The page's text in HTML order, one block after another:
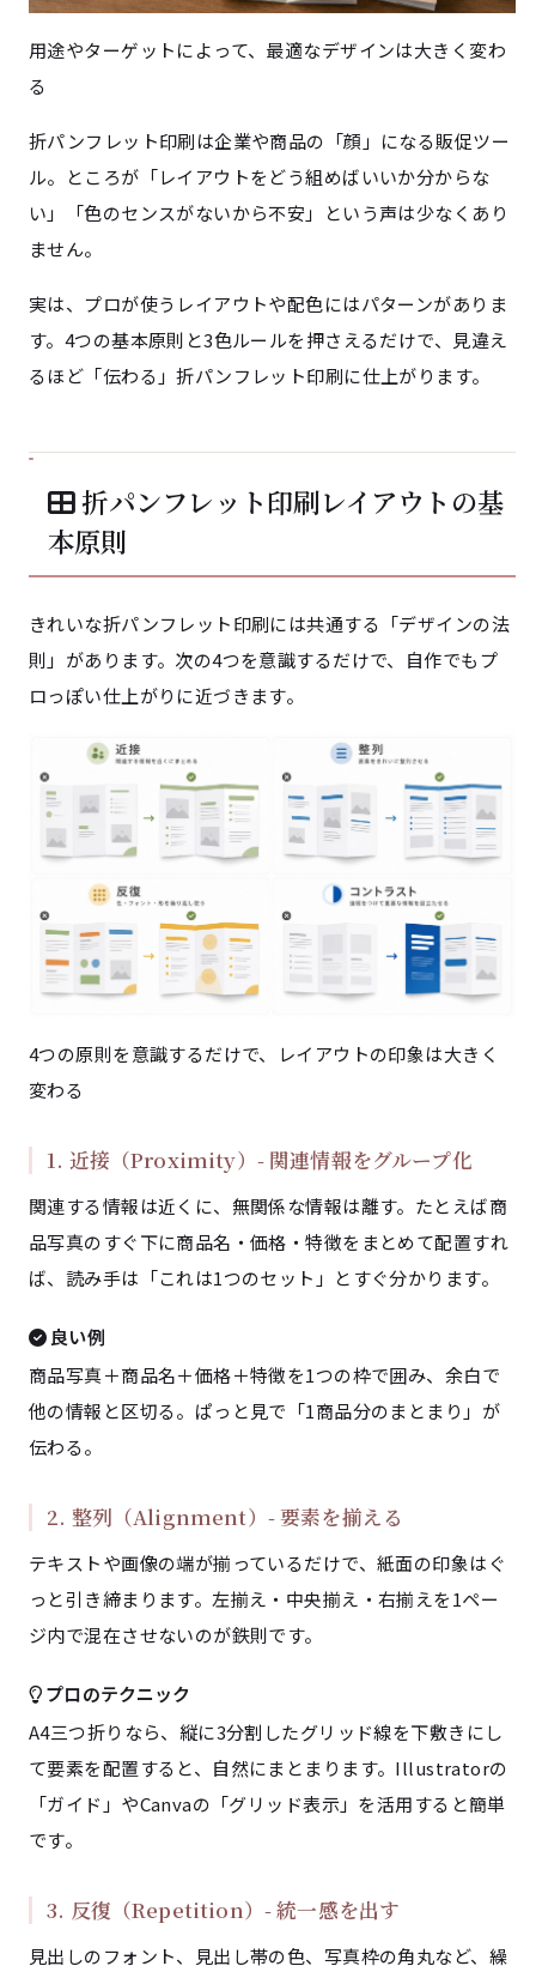
用途やターゲットによって、最適なデザインは大きく変わ
る
折パンフレット印刷は企業や商品の「顔」になる販促ツー
ル。ところが「レイアウトをどう組めばいいか分からな
い」「色のセンスがないから不安」という声は少なくあり
ません。
実は、プロが使うレイアウトや配色にはパターンがありま
す。4つの基本原則と3色ルールを押さえるだけで、見違え
るほど「伝わる」折パンフレット印刷に仕上がります。
折パンフレット印刷レイアウトの基
本原則
きれいな折パンフレット印刷には共通する「デザインの法
則」があります。次の4つを意識するだけで、自作でもプ
ロっぽい仕上がりに近づきます。
4つの原則を意識するだけで、レイアウトの印象は大きく
変わる
1. 近接（Proximity）- 関連情報をグループ化
関連する情報は近くに、無関係な情報は離す。たとえば商
品写真のすぐ下に商品名・価格・特徴をまとめて配置すれ
ば、読み手は「これは1つのセット」とすぐ分かります。
良い例
商品写真＋商品名＋価格＋特徴を1つの枠で囲み、余白で
他の情報と区切る。ぱっと見で「1商品分のまとまり」が
伝わる。
2. 整列（Alignment）- 要素を揃える
テキストや画像の端が揃っているだけで、紙面の印象はぐ
っと引き締まります。左揃え・中央揃え・右揃えを1ペー
ジ内で混在させないのが鉄則です。
プロのテクニック
A4三つ折りなら、縦に3分割したグリッド線を下敷きにし
て要素を配置すると、自然にまとまります。Illustratorの
「ガイド」やCanvaの「グリッド表示」を活用すると簡単
です。
3. 反復（Repetition）- 統一感を出す
見出しのフォント、見出し帯の色、写真枠の角丸など、繰